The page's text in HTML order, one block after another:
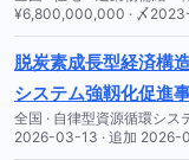
¥6,800,000,000 · 〆
脱炭素成長型経済構
システム強靱化促進事
全国 · 自律型資源循環シ
2026-03-13 · 追加 2026-